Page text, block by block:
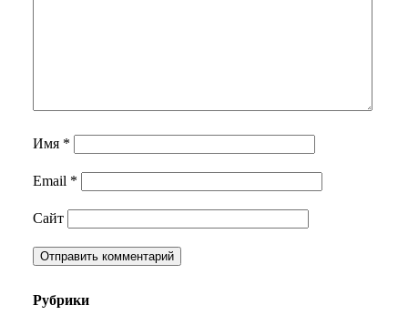
Имя *
Email *
Сайт
Рубрики